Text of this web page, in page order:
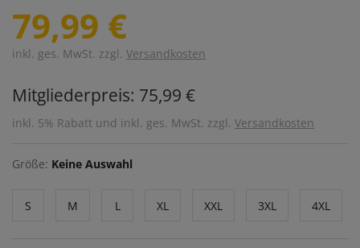
79,99 €
inkl. ges. MwSt. zzgl. Versandkosten
Mitgliederpreis: 75,99 €
inkl. 5% Rabatt und inkl. ges. MwSt. zzgl. Versandkosten
Größe: Keine Auswahl
S M L XL XXL 3XL 4XL